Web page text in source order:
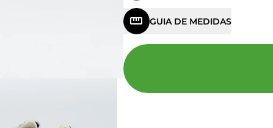
GUIA DE MEDIDAS